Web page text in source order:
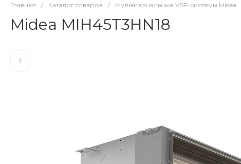
Главная / Каталог товаров / Мультизональные VRF-системы Midea
Midea MIH45T3HN18